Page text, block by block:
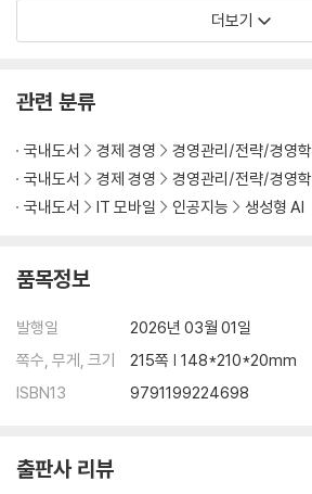
위에 도구를 얹다
·
경험은 AI와 함께 더 선명해졌다
흔들릴수록, 기준을 세우는 사람이 필요해진다
·
리더십은
지시가 아니라 정렬이었다
원한 것은 답이 아니라 맥락이었다
더보기
관련 분류
국내도서 경제 경영 경영관리/전략/경영학
국내도서
경제 경영 경영관리/전략/경영학
국내도서
IT 모바일 인공지능 생성형 AI
품목정보
발행일
2026년 03월 01일
쪽수, 무게, 크기
215쪽 | 148*210*20mm
ISBN13
9791199224698
출판사 리뷰